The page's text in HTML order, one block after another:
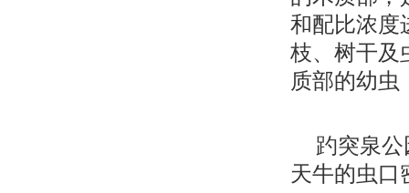
和配比浓度
枝、树干及
质部的幼虫
趵突泉
天牛的虫口